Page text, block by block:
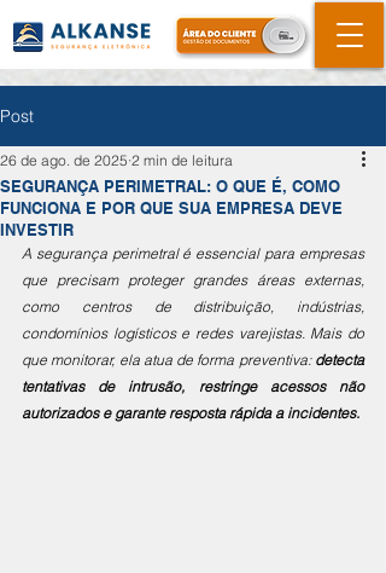
Post
SEGURANÇA PERIMETRAL: O QUE É, COMO
FUNCIONA E POR QUE SUA EMPRESA DEVE
INVESTIR
26 de ago. de 2025 2 min de leitura
A segurança perimetral é essencial para empresas
que precisam proteger grandes áreas externas,
como centros de distribuição, indústrias,
condomínios logísticos e redes varejistas. Mais do
que monitorar, ela atua de forma preventiva: detecta
tentativas de intrusão, restringe acessos não
autorizados e garante resposta rápida a incidentes.